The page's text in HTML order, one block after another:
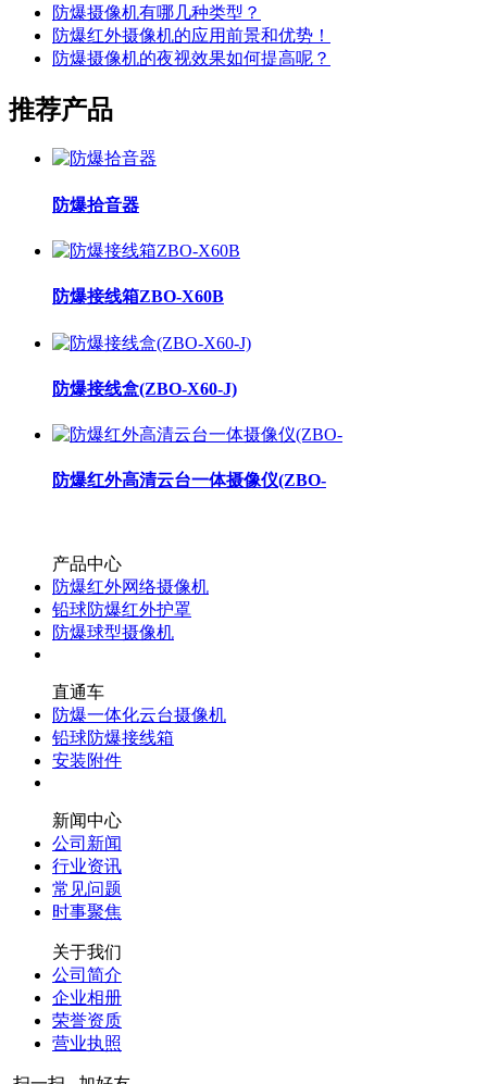
防爆摄像机有哪几种类型？
防爆红外摄像机的应用前景和优势！
防爆摄像机的夜视效果如何提高呢？
推荐产品
防爆拾音器
防爆接线箱ZBO-X60B
防爆接线盒(ZBO-X60-J)
防爆红外高清云台一体摄像仪(ZBO-
产品中心
防爆红外网络摄像机
铅球防爆红外护罩
防爆球型摄像机
直通车
防爆一体化云台摄像机
铅球防爆接线箱
安装附件
新闻中心
公司新闻
行业资讯
常见问题
时事聚焦
关于我们
公司简介
企业相册
荣誉资质
营业执照